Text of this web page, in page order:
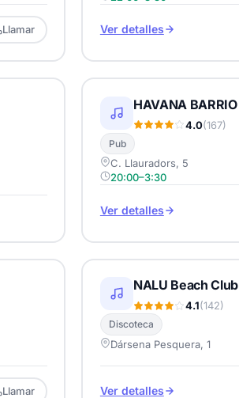
Llamar Ver detalles
HAVANA BARRIO
4.0(167)
Pub
C. Llauradors, 5
20:00–3:30
Ver detalles
Llamar
NALU Beach Club
4.1(142)
Discoteca
Dársena Pesquera, 1
Ver detalles